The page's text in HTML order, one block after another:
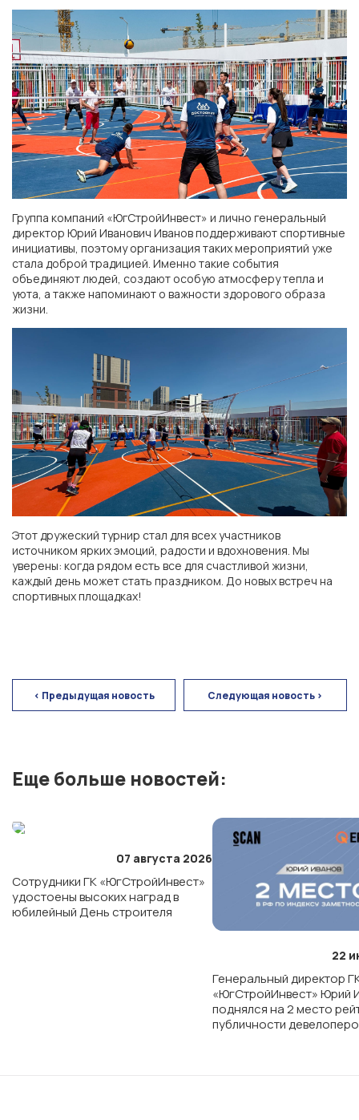
Группа компаний «ЮгСтройИнвест» и лично генеральный
директор Юрий Иванович Иванов поддерживают спортивные
инициативы, поэтому организация таких мероприятий уже
стала доброй традицией. Именно такие события
объединяют людей, создают особую атмосферу тепла и
уюта, а также напоминают о важности здорового образа
жизни.
Этот дружеский турнир стал для всех участников
источником ярких эмоций, радости и вдохновения. Мы
уверены: когда рядом есть все для счастливой жизни,
каждый день может стать праздником. До новых встреч на
спортивных площадках!
< Предыдущая новость Следующая новость >
Еще больше новостей:
07 августа 2026
Сотрудники ГК «ЮгСтройИнвест»
удостоены высоких наград в
юбилейный День строителя
22
Генеральный директор
«ЮгСтройИнвест» Юрий
поднялся на 2 место
публичности
г. Ростов-на-Дону
ЖК «Левобережье»
ЖК «Персона»
ЖК «Полет»
г. Краснодар
мкр. «Губернский»
ЖК «Архитектор»
г. Ставрополь
ЖК «Кварталы 17/77»
ЖК «Высота»